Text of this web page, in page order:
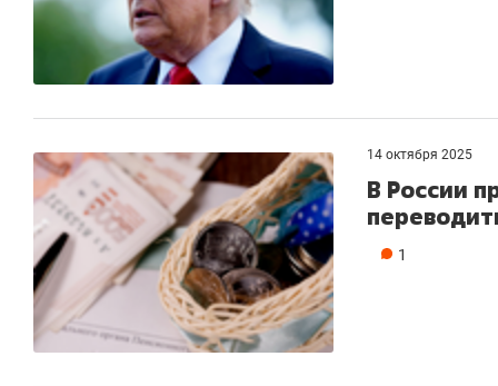
14 октября 2025
В России
1
150 камер до квартиры и Face
ID вместо ключа: какой будет
безопасность в ЖК «Нова»